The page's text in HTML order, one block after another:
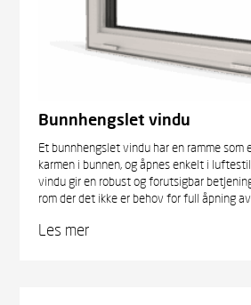
Bunnhengslet vindu
Et bunnhengslet vindu har en ramme
karmen i bunnen, og åpnes enkelt i
vindu gir en robust og forutsigbar
rom der det ikke er behov for full åpning
Les mer